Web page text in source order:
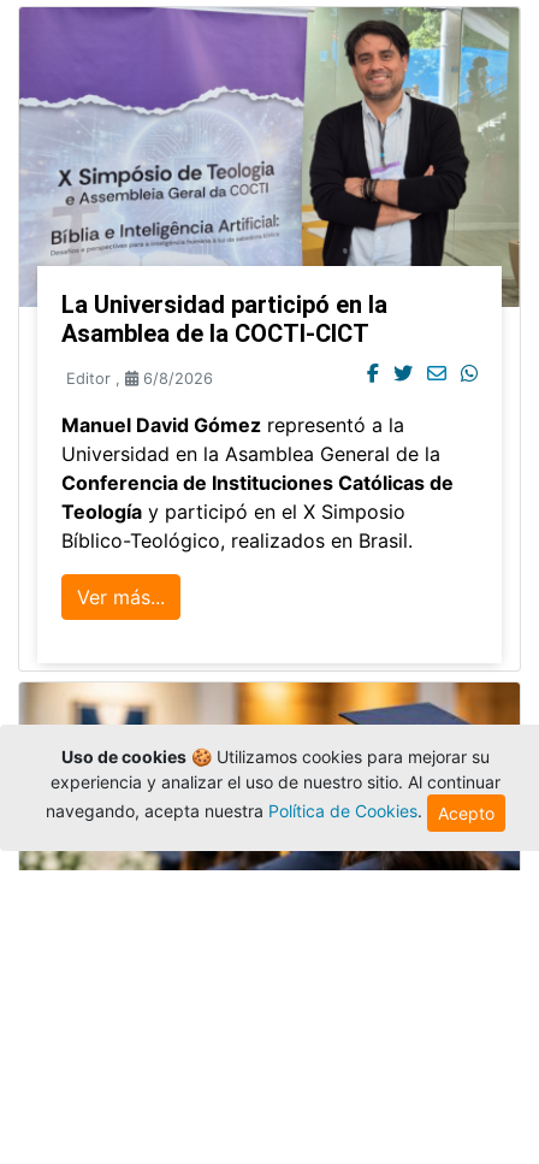
La Universidad participó en la
Asamblea de la COCTI-CICT
Editor , 6/8/2026
Manuel David Gómez representó a la
Universidad en la Asamblea General de la
Conferencia de Instituciones Católicas de
Teología y participó en el X Simposio
Bíblico-Teológico, realizados en Brasil.
Ver más...
Uso de cookies🍪 Utilizamos cookies para mejorar su
experiencia y analizar el uso de nuestro sitio. Al continuar
navegando, acepta nuestra Política de Cookies. Acepto